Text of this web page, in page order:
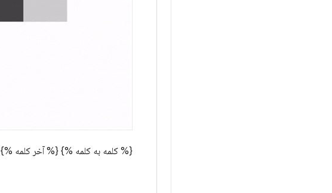
{% کلمه به کلمه %} {% آخر کلمه %}